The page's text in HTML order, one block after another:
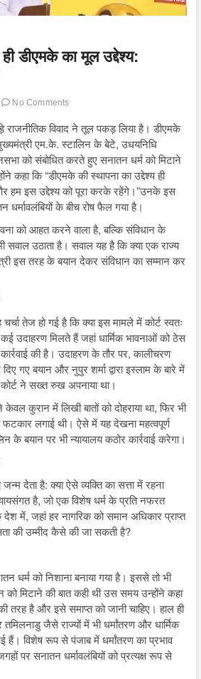
डीएमके का मूल उद्देश्य:
No Comments
विवाद ने तूल पकड़ लिया है। डीएमके
एम.के. स्टालिन के बेटे, उधयनिधि
को संबोधित करते हुए सनातन धर्म को मिटाने
कहा कि “डीएमके की स्थापना का उद्देश्य ही
हम इस उद्देश्य को पूरा करके रहेंगे।”उनके इस
के बीच रोष फैल गया है।
को आहत करने वाला है, बल्कि संविधान के
भी सवाल उठाता है। सवाल यह है कि क्या एक राज्य
इस तरह के बयान देकर संविधान का सम्मान कर
तेज हो गई है कि क्या इस मामले में कोर्ट स्वतः
उदाहरण मिलते हैं जहां धार्मिक भावनाओं को ठेस
की है। उदाहरण के तौर पर, कालीचरण
दिए गए बयान और नुपुर शर्मा द्वारा इस्लाम के बारे में
ने सख्त रुख अपनाया था।
कुरान में लिखी बातों को दोहराया था, फिर भी
लगाई थी। ऐसे में यह देखना महत्वपूर्ण
के बयान पर भी न्यायालय कठोर कार्रवाई करेगा।
देता है: क्या ऐसे व्यक्ति का सत्ता में रहना
है, जो एक विशेष धर्म के प्रति नफरत
में, जहां हर नागरिक को समान अधिकार प्राप्त
की उम्मीद कैसे की जा सकती है?
धर्म को निशाना बनाया गया है। इससे तो भी
मिटाने की बात कही थी उस समय उन्होंने कहा
तरह है और इसे समाप्त को जानी चाहिए। हाल ही
जैसे राज्यों में भी धर्मांतरण और धार्मिक
विशेष रूप से पंजाब में धर्मांतरण का प्रभाव
पर सनातन धर्मावलंबियों को प्रत्यक्ष रूप से